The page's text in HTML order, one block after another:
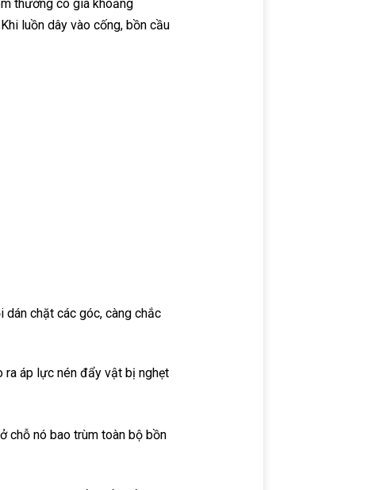
thường có giá khoảng
luồn dây vào cống, bồn cầu
dán chặt các góc, càng chắc
ra áp lực nén đẩy vật bị nghẹt
chỗ nó bao trùm toàn bộ bồn